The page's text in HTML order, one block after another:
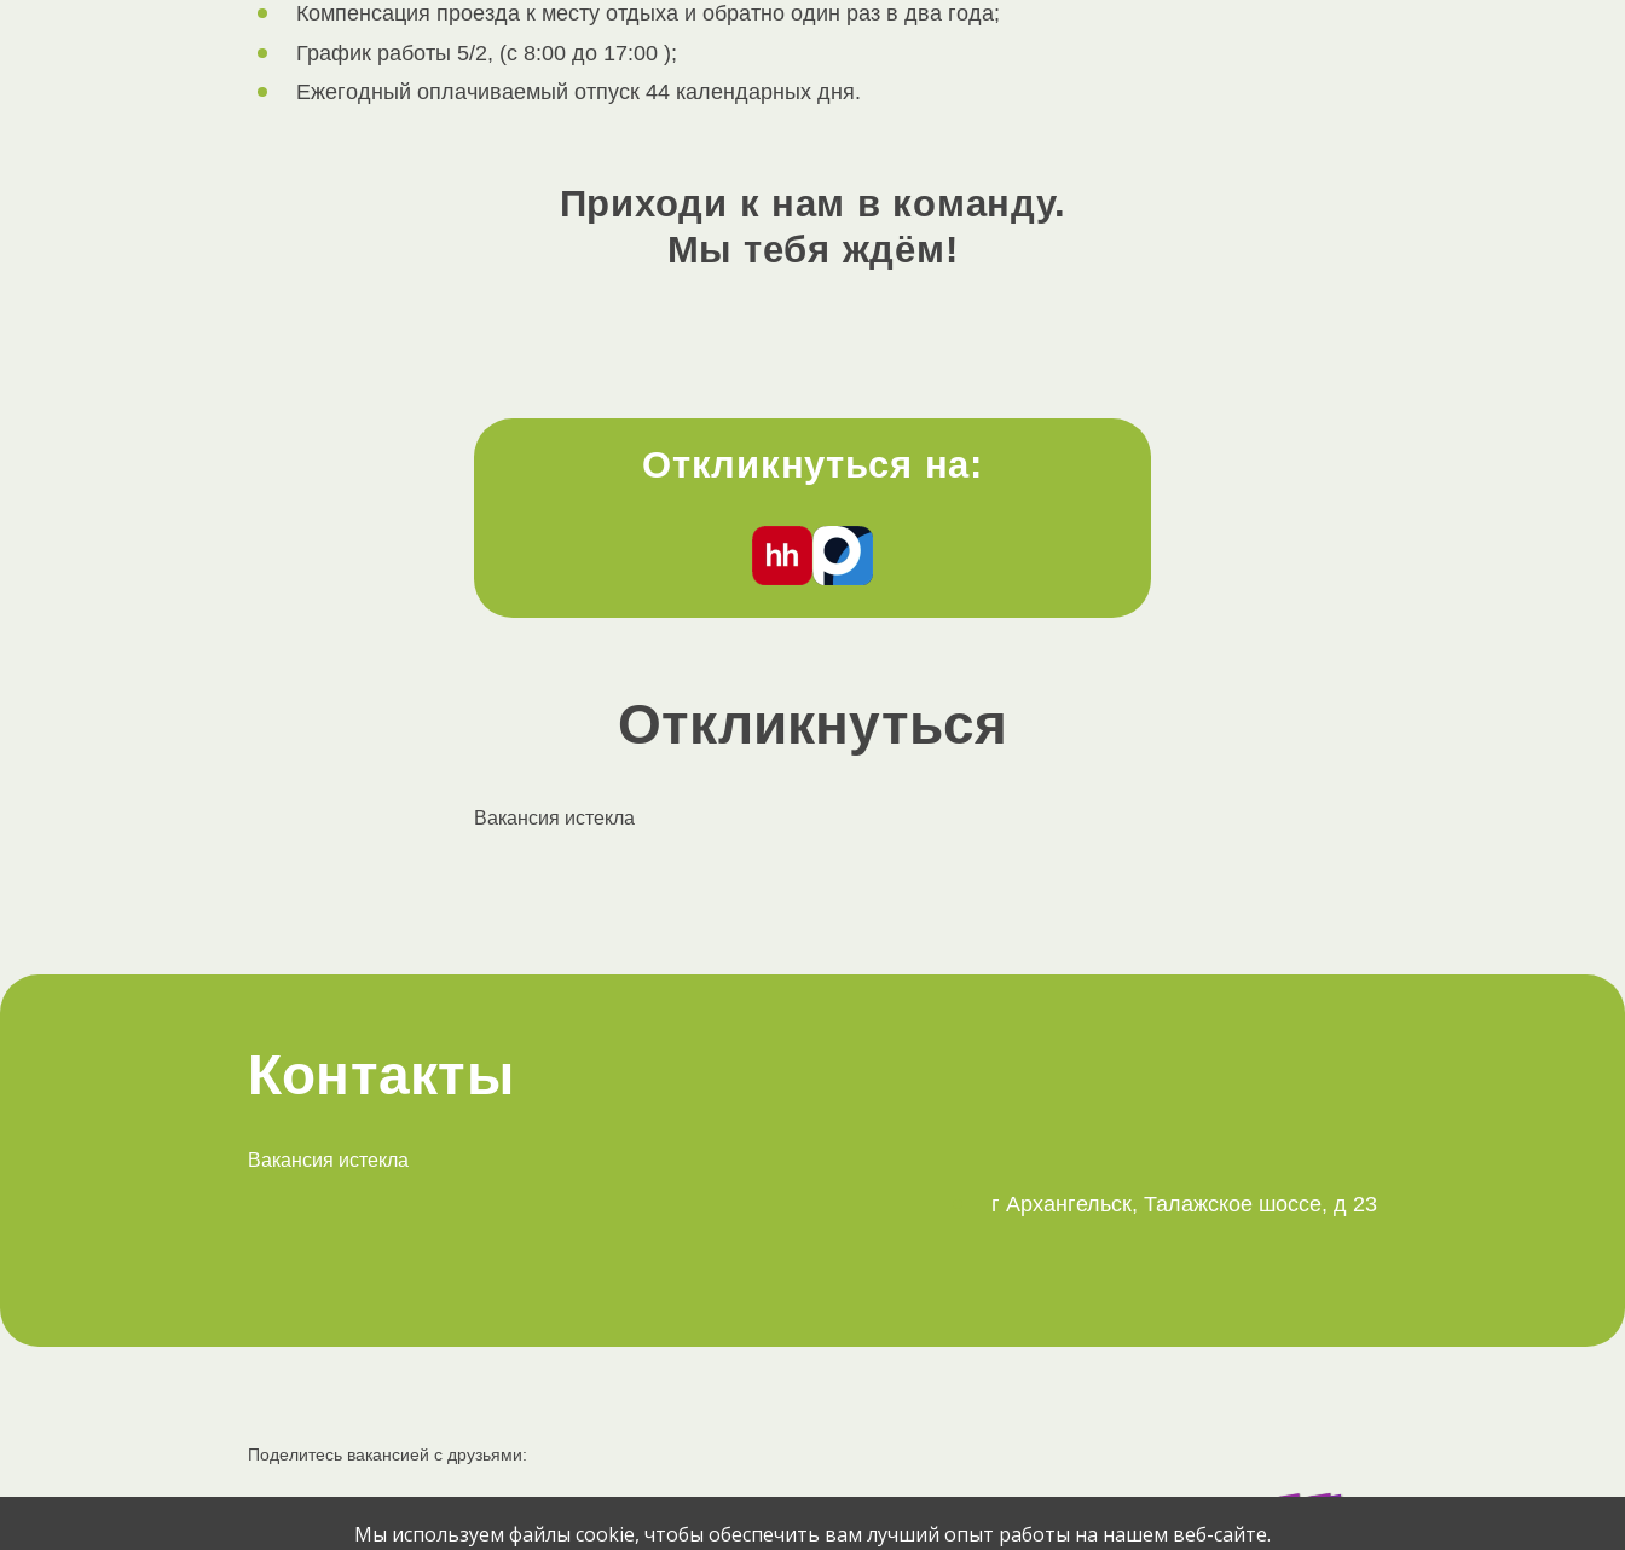
Компенсация проезда к месту отдыха и обратно один раз в два года;
График работы 5/2, (с 8:00 до 17:00 );
Ежегодный оплачиваемый отпуск 44 календарных дня.
Приходи к нам в команду.
Мы тебя ждём!
Откликнуться на:
Откликнуться
Вакансия истекла
Контакты
Вакансия истекла
г Архангельск, Талажское шоссе, д 23
Поделитесь вакансией с друзьями:
Мы используем файлы cookie, чтобы обеспечить вам лучший опыт работы на нашем веб-сайте.